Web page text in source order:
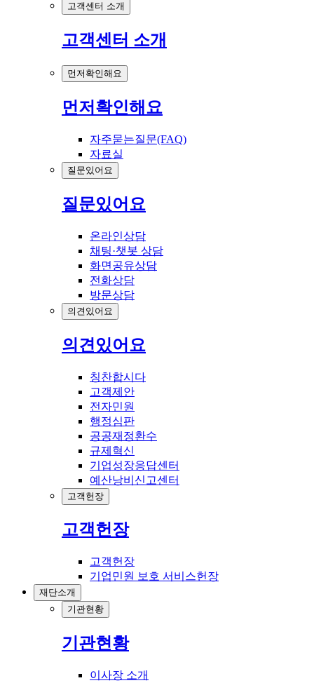
고객센터 소개
고객센터 소개
먼저확인해요
먼저확인해요
자주묻는질문(FAQ)
자료실
질문있어요
질문있어요
온라인상담
채팅·챗봇 상담
화면공유상담
전화상담
방문상담
의견있어요
의견있어요
칭찬합시다
고객제안
전자민원
행정심판
공공재정환수
규제혁신
기업성장응답센터
예산낭비신고센터
고객헌장
고객헌장
고객헌장
기업민원 보호 서비스헌장
재단소개
기관현황
기관현황
이사장 소개